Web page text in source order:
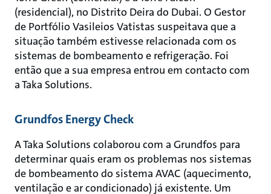
(residencial), no Distrito Deira do Dubai. O Gestor
de Portfólio Vasileios Vatistas suspeitava que a
situação também estivesse relacionada com os
sistemas de bombeamento e refrigeração. Foi
então que a sua empresa entrou em contacto com
a Taka Solutions.
Grundfos Energy Check
A Taka Solutions colaborou com a Grundfos para
determinar quais eram os problemas nos sistemas
de bombeamento do sistema AVAC (aquecimento,
ventilação e ar condicionado) já existente. Um